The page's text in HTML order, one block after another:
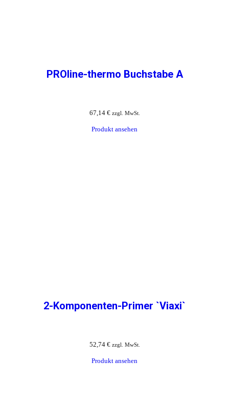
PROline-thermo Buchstabe A
67,14 € zzgl. MwSt.
Produkt ansehen
2-Komponenten-Primer `Viaxi`
52,74 € zzgl. MwSt.
Produkt ansehen